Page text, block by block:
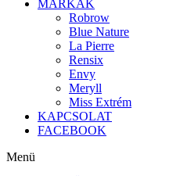
MÁRKÁK
Robrow
Blue Nature
La Pierre
Rensix
Envy
Meryll
Miss Extrém
KAPCSOLAT
FACEBOOK
Menü